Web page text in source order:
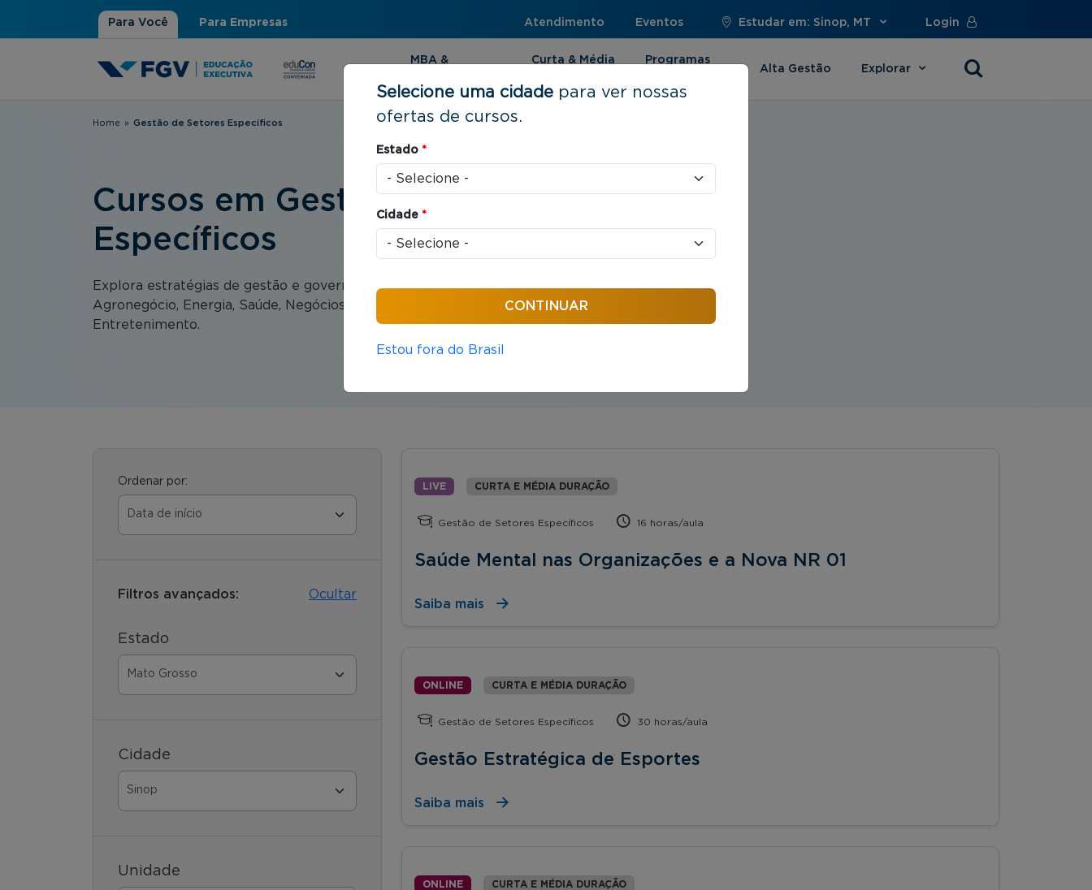
Para Você Para Empresas Atendimento Eventos Estudar em: Sinop, MT Login
MBA &
Curta & Média
Programas
Alta Gestão Explorar
Você está aqui
Home » Gestão de Setores Específicos
Cursos em Gestão de Setores
Específicos
Explora estratégias de gestão e governança, abrangendo áreas de relevância como
Agronegócio, Energia, Saúde, Negócios Imobiliários, Cooperativismo, Arquitetura, Esporte e
Entretenimento.
Ordenar por:
Filtros avançados: Ocultar
Estado
Cidade
Unidade
LIVE CURTA E MÉDIA DURAÇÃO
Gestão de Setores Específicos 16 horas/aula
Saúde Mental nas Organizações e a Nova NR 01
Saiba mais
ONLINE CURTA E MÉDIA DURAÇÃO
Gestão de Setores Específicos 30 horas/aula
Gestão Estratégica de Esportes
Saiba mais
ONLINE CURTA E MÉDIA DURAÇÃO
Selecione uma cidade para ver nossas
ofertas de cursos.
Estado *
Cidade *
Estou fora do Brasil